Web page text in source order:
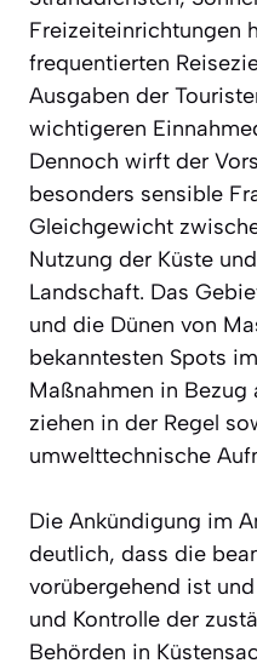
Freizeiteinrichtungen
frequentierten
Ausgaben der
wichtigeren
Dennoch wirft der
besonders sensible
Gleichgewicht
Nutzung der Küste
Landschaft. Das
und die Dünen von
bekanntesten Spots
Maßnahmen in
ziehen in der Regel
umwelttechnische
Die Ankündigung im
deutlich, dass die
vorübergehend ist
und Kontrolle der
Behörden in